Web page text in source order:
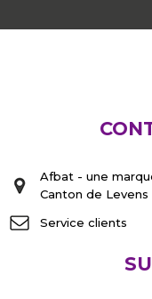
Afbat - une
Canton de Levens
Service clients